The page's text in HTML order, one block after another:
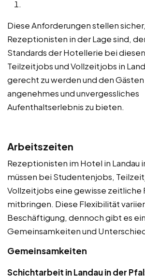
Diese Anforderungen stellen
Rezeptionisten in der Lage sind,
Standards der Hotellerie bei
Teilzeitjobs und Vollzeitjobs in
gerecht zu werden und den
angenehmes und unvergessliches
Aufenthaltserlebnis zu bieten.
Arbeitszeiten
Rezeptionisten im Hotel in Landau
müssen bei Studentenjobs,
Vollzeitjobs eine gewisse zeitliche
mitbringen. Diese Flexibilität
Beschäftigung, dennoch gibt es
Gemeinsamkeiten und
Gemeinsamkeiten
Schichtarbeit in Landau in der